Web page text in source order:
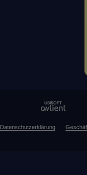
Datenschutzerklärung